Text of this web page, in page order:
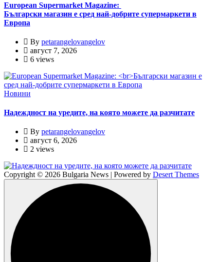
European Supermarket Magazine:
Български магазин е сред най-добрите супермаркети в
Европа
By petarangelovangelov
август 7, 2026
6 views
Новини
Надеждност на уредите, на която можете да разчитате
By petarangelovangelov
август 6, 2026
2 views
Copyright © 2026 Bulgaria News | Powered by Desert Themes